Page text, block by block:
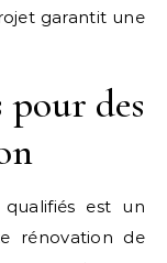
garantit une
pour des
qualifiés est un
rénovation de